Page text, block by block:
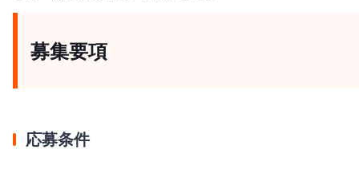
募集要項
応募条件